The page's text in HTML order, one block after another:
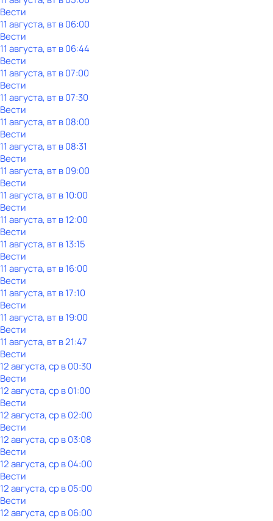
Вести
11 августа, вт в 06:00
Вести
11 августа, вт в 06:44
Вести
11 августа, вт в 07:00
Вести
11 августа, вт в 07:30
Вести
11 августа, вт в 08:00
Вести
11 августа, вт в 08:31
Вести
11 августа, вт в 09:00
Вести
11 августа, вт в 10:00
Вести
11 августа, вт в 12:00
Вести
11 августа, вт в 13:15
Вести
11 августа, вт в 16:00
Вести
11 августа, вт в 17:10
Вести
11 августа, вт в 19:00
Вести
11 августа, вт в 21:47
Вести
12 августа, ср в 00:30
Вести
12 августа, ср в 01:00
Вести
12 августа, ср в 02:00
Вести
12 августа, ср в 03:08
Вести
12 августа, ср в 04:00
Вести
12 августа, ср в 05:00
Вести
12 августа, ср в 06:00